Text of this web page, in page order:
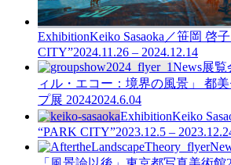
ExhibitionKeiko Sasaoka／笹岡 啓
CITY”2024.11.26 – 2024.12.14
News展覧
ィル・エコー：境界の風景」 都
プ展 20242024.6.04
ExhibitionKeiko
“PARK CITY”2023.12.5 –